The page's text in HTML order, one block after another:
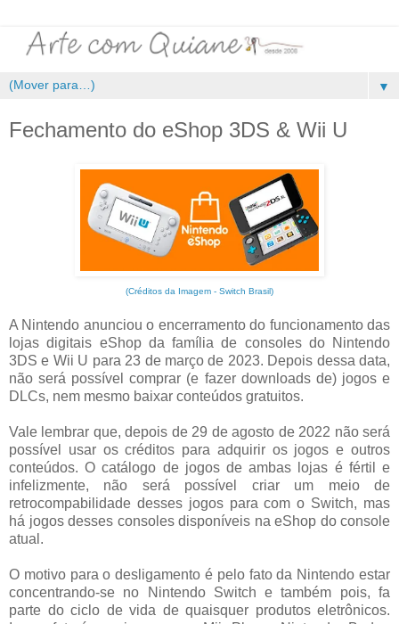
▼
Fechamento do eShop 3DS & Wii U
(Créditos da Imagem - Switch Brasil)
A Nintendo anunciou o encerramento do funcionamento das
lojas digitais eShop da família de consoles do Nintendo
3DS e Wii U para 23 de março de 2023. Depois dessa data,
não será possível comprar (e fazer downloads de) jogos e
DLCs, nem mesmo baixar conteúdos gratuitos.
Vale lembrar que, depois de 29 de agosto de 2022 não será
possível usar os créditos para adquirir os jogos e outros
conteúdos. O catálogo de jogos de ambas lojas é fértil e
infelizmente, não será possível criar um meio de
retrocompabilidade desses jogos para com o Switch, mas
há jogos desses consoles disponíveis na eShop do console
atual.
O motivo para o desligamento é pelo fato da Nintendo estar
concentrando-se no Nintendo Switch e também pois, fa
parte do ciclo de vida de quaisquer produtos eletrônicos.